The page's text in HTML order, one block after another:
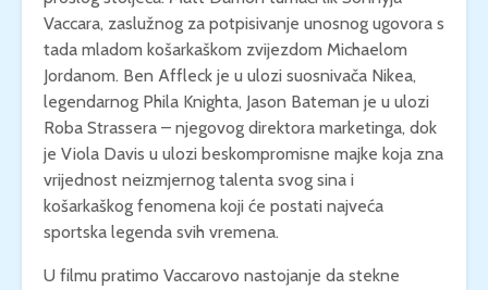
Vaccara, zaslužnog za potpisivanje unosnog ugovora s
tada mladom košarkaškom zvijezdom Michaelom
Jordanom. Ben Affleck je u ulozi suosnivača Nikea,
legendarnog Phila Knighta, Jason Bateman je u ulozi
Roba Strassera – njegovog direktora marketinga, dok
je Viola Davis u ulozi beskompromisne majke koja zna
vrijednost neizmjernog talenta svog sina i
košarkaškog fenomena koji će postati najveća
sportska legenda svih vremena.
U filmu pratimo Vaccarovo nastojanje da stekne